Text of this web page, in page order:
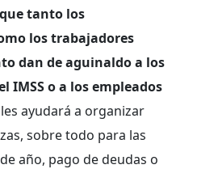
tanto los
los trabajadores
dan de aguinaldo a los
IMSS o a los empleados
ayudará a organizar
sobre todo para las
año, pago de deudas o